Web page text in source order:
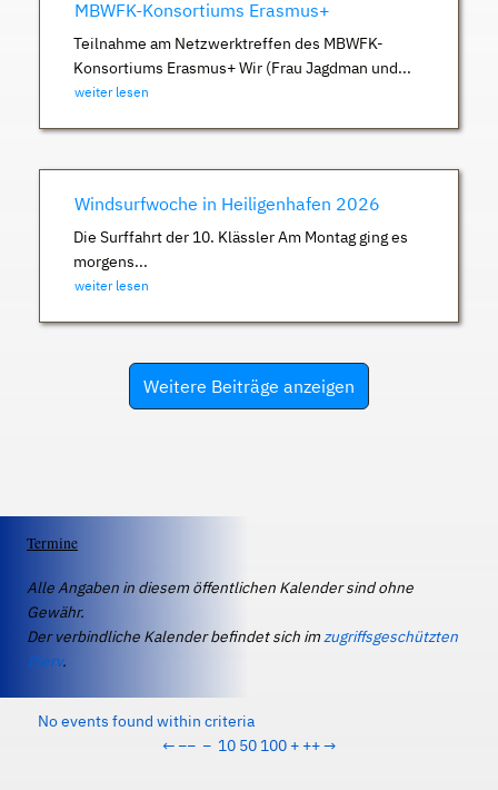
MBWFK-Konsortiums Erasmus+
Teilnahme am Netzwerktreffen des MBWFK-
Konsortiums Erasmus+ Wir (Frau Jagdman und...
weiter lesen
Windsurfwoche in Heiligenhafen 2026
Die Surffahrt der 10. Klässler Am Montag ging es
morgens...
weiter lesen
Weitere Beiträge anzeigen
Termine
Alle Angaben in diesem öffentlichen Kalender sind ohne
Gewähr.
Der verbindliche Kalender befindet sich imzugriffsgeschützten
IServ.
No events found within criteria
← −− − 10 50 100 + ++→